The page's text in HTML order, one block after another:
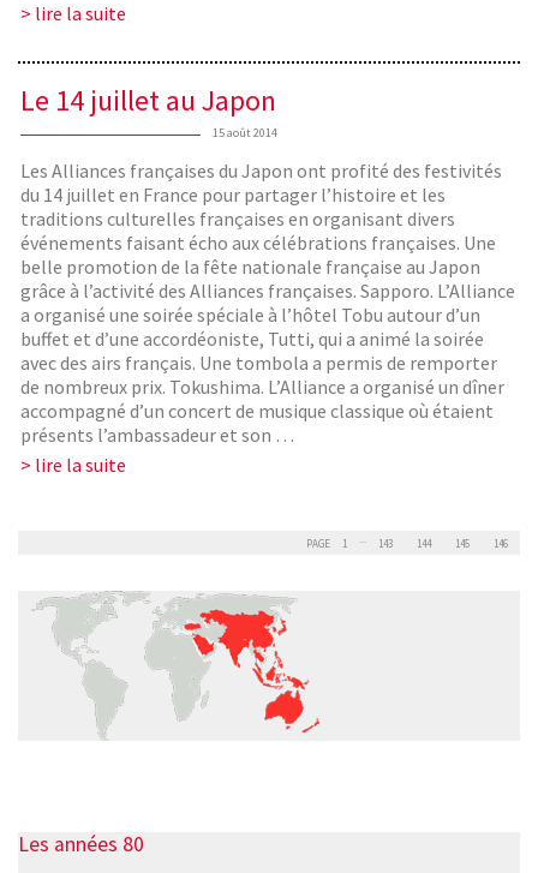
> lire la suite
Le 14 juillet au Japon
15 août 2014
Les Alliances françaises du Japon ont profité des festivités
du 14 juillet en France pour partager l’histoire et les
traditions culturelles françaises en organisant divers
événements faisant écho aux célébrations françaises. Une
belle promotion de la fête nationale française au Japon
grâce à l’activité des Alliances françaises. Sapporo. L’Alliance
a organisé une soirée spéciale à l’hôtel Tobu autour d’un
buffet et d’une accordéoniste, Tutti, qui a animé la soirée
avec des airs français. Une tombola a permis de remporter
de nombreux prix. Tokushima. L’Alliance a organisé un dîner
accompagné d’un concert de musique classique où étaient
présents l’ambassadeur et son …
> lire la suite
PAGE 1 143 144 145 146
Les années 80